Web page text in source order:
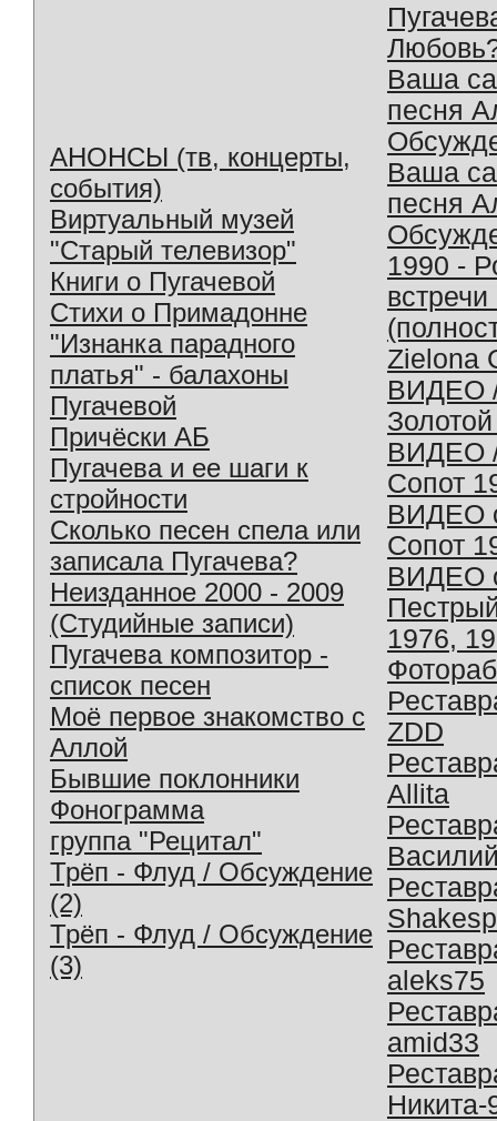
АНОНСЫ (тв, концерты,
события)
Виртуальный музей
"Старый телевизор"
Книги о Пугачевой
Стихи о Примадонне
"Изнанка парадного
платья" - балахоны
Пугачевой
Причёски АБ
Пугачева и ее шаги к
стройности
Сколько песен спела или
записала Пугачева?
Неизданное 2000 - 2009
(Студийные записи)
Пугачева композитор -
список песен
Моё первое знакомство с
Аллой
Бывшие поклонники
Фонограмма
группа "Рецитал"
Трёп - Флуд / Обсуждение
(2)
Трёп - Флуд / Обсуждение
(3)
Ваша
песня
Ваша
песня
1990 -
Zielona
ВИДЕО
ВИДЕО
Сопот
ВИДЕО
Сопот
ВИДЕО
1976,
ZDD
Allita
aleks75
amid33
Никита-